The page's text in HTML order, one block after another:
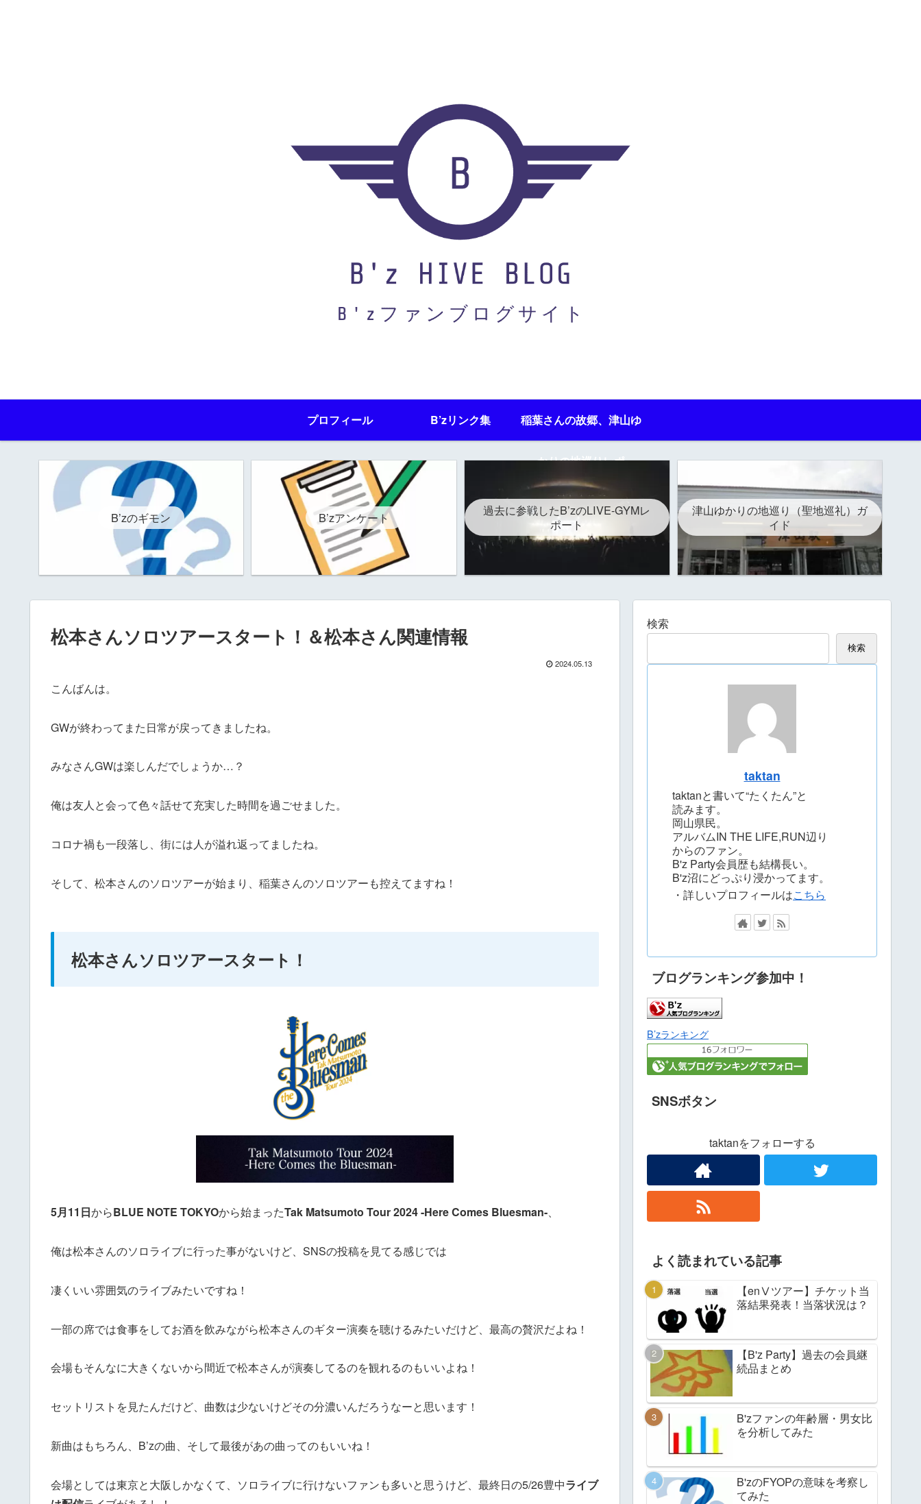
プロフィール B’zリンク集 稲葉さんの故郷、津山ゆ
かりの地巡りレポ
B’zのギモン B’zアンケート
過去に参戦したB’zのLIVE-GYMレ
ポート
津山ゆかりの地巡り（聖地巡礼）ガ
イド
松本さんソロツアースタート！＆松本さん関連情報
2024.05.13
こんばんは。
GWが終わってまた日常が戻ってきましたね。
みなさんGWは楽しんだでしょうか…？
俺は友人と会って色々話せて充実した時間を過ごせました。
コロナ禍も一段落し、街には人が溢れ返ってましたね。
そして、松本さんのソロツアーが始まり、稲葉さんのソロツアーも控えてますね！
松本さんソロツアースタート！
5月11日からBLUE NOTE TOKYOから始まったTak Matsumoto Tour 2024 -Here Comes Bluesman-、
俺は松本さんのソロライブに行った事がないけど、SNSの投稿を見てる感じでは
凄くいい雰囲気のライブみたいですね！
一部の席では食事をしてお酒を飲みながら松本さんのギター演奏を聴けるみたいだけど、最高の贅沢だよね！
会場もそんなに大きくないから間近で松本さんが演奏してるのを観れるのもいいよね！
セットリストを見たんだけど、曲数は少ないけどその分濃いんだろうなーと思います！
新曲はもちろん、B’zの曲、そして最後があの曲ってのもいいね！
会場としては東京と大阪しかなくて、ソロライブに行けないファンも多いと思うけど、最終日の5/26豊中ライブ
検索
検索
taktan
taktanと書いて“たくたん”と
読みます。
岡山県民。
アルバムIN THE LIFE,RUN辺り
からのファン。
B'z Party会員歴も結構長い。
B'z沼にどっぷり浸かってます。
・詳しいプロフィールはこちら
ブログランキング参加中！
B’zランキング
SNSボタン
taktanをフォローする
よく読まれている記事
【enⅤツアー】チケット当
落結果発表！当落状況は？
【B'z Party】過去の会員継
続品まとめ
B'zファンの年齢層・男女比
を分析してみた
B'zのFYOPの意味を考察し
てみた